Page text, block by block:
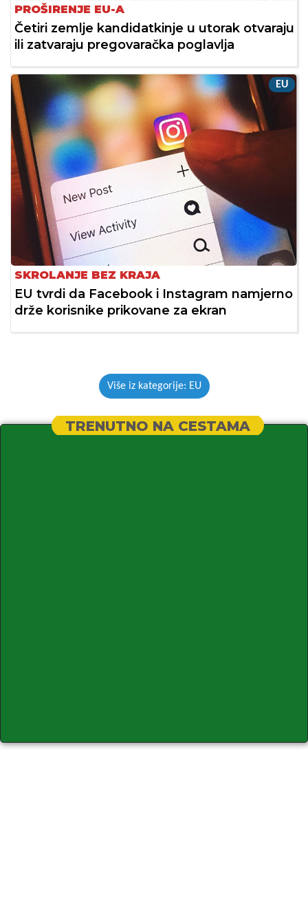
PROŠIRENJE EU-A
Četiri zemlje kandidatkinje u utorak otvaraju
ili zatvaraju pregovaračka poglavlja
EU
SKROLANJE BEZ KRAJA
EU tvrdi da Facebook i Instagram namjerno
drže korisnike prikovane za ekran
Više iz kategorije: EU
TRENUTNO NA CESTAMA